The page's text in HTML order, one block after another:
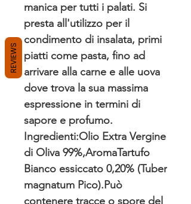
manica per tutti i palati. Si
presta all'utilizzo per il
condimento di insalata, primi
piatti come pasta, fino ad
arrivare alla carne e alle uova
dove trova la sua massima
espressione in termini di
sapore e profumo.
Ingredienti:Olio Extra Vergine
di Oliva 99%,AromaTartufo
Bianco essiccato 0,20% (Tuber
magnatum Pico).Può
contenere tracce o spore del
REVIEWS